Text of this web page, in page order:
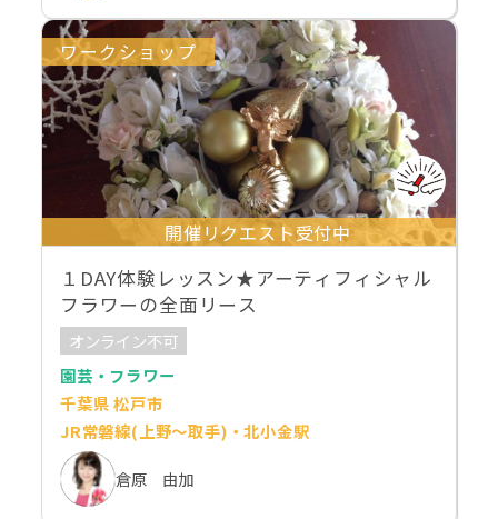
ワークショップ
開催リクエスト受付中
１DAY体験レッスン★アーティフィシャル
フラワーの全面リース
オンライン不可
園芸・フラワー
千葉県 松戸市
JR常磐線(上野～取手)・北小金駅
倉原 由加